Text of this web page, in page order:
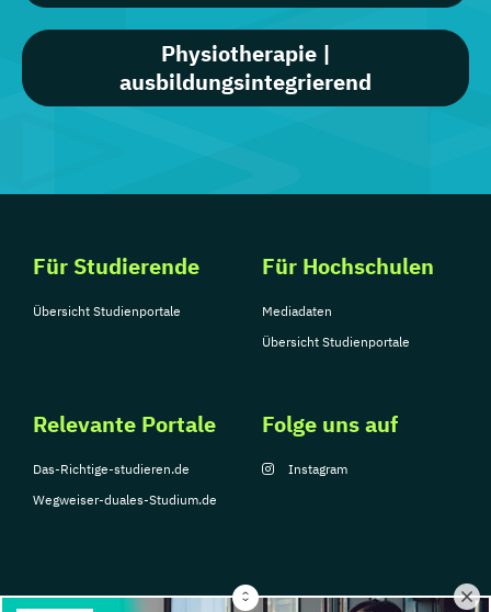
Physiotherapie |
ausbildungsintegrierend
Für Studierende
Übersicht Studienportale
Für Hochschulen
Mediadaten
Übersicht Studienportale
Relevante Portale
Das-Richtige-studieren.de
Wegweiser-duales-Studium.de
Folge uns auf
Instagram